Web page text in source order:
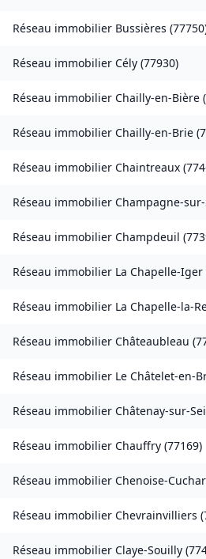
Réseau immobilier Bussières (77750
Réseau immobilier Cély (77930)
Réseau immobilier Chailly-en-Bière (
Réseau immobilier Chailly-en-Brie (
Réseau immobilier Chaintreaux (
Réseau immobilier Champagne-
Réseau immobilier Champdeuil (
Réseau immobilier La Chapelle-Iger
Réseau immobilier La Chapelle-la-
Réseau immobilier Châteaubleau (
Réseau immobilier Le Châtelet-en-
Réseau immobilier Châtenay-sur-
Réseau immobilier Chauffry (77169)
Réseau immobilier Chenoise-
Réseau immobilier Chevrainvilliers (
Réseau immobilier Claye-Souilly (